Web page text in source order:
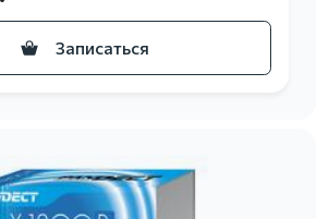
Записаться